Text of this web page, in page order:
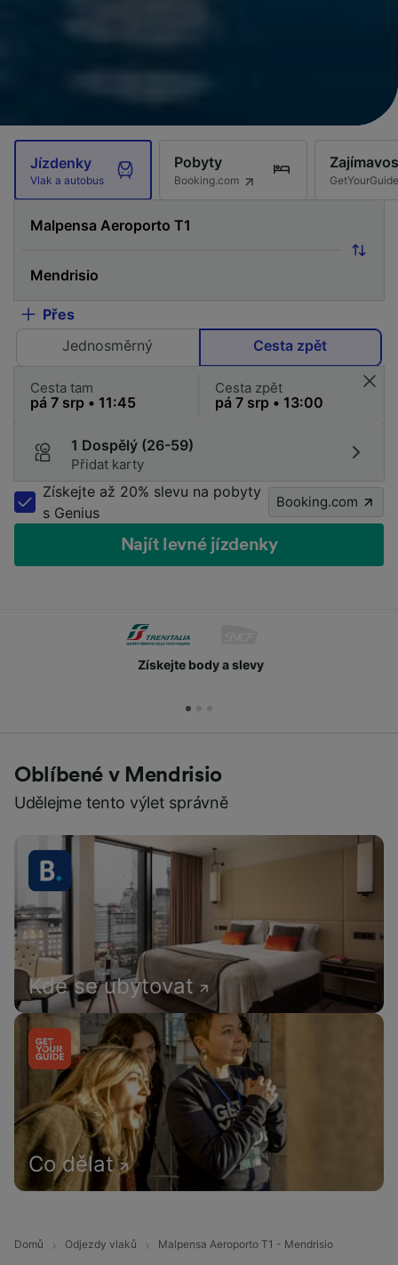
Jízdenky
Vlak a autobus
Pobyty
Booking.com GetYourGuide
Přes
Jednosměrný
Cesta zpět
Cesta tam Cesta zpět
1 Dospělý (26-59)
Přidat karty
Získejte až 20% slevu na pobyty
s Genius
Booking.com
Najít levné jízdenky
Získejte body a slevy
Oblíbené v Mendrisio
Udělejme tento výlet správně
Kde se ubytovat
Co dělat
Domů Odjezdy vlaků Malpensa Aeroporto T1 - Mendrisio